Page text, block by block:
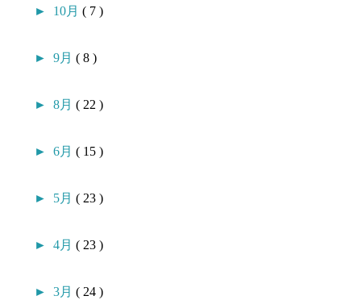
► 10月( 7 )
►9月( 8 )
►8月( 22 )
►6月( 15 )
► 5月( 23 )
►4月( 23 )
►3月( 24 )